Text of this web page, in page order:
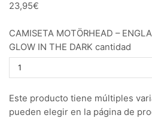
23,95€
CAMISETA MOTÖRHEAD –
GLOW IN THE DARK cantidad
Este producto tiene múltiples
pueden elegir en la página de